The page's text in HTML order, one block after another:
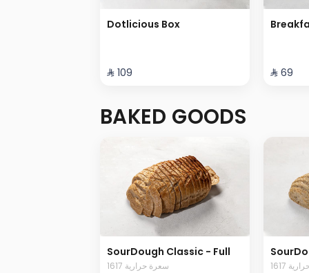
Dotlicious Box
⁨⁦‪‬ 109⁩ ⁨⁦‪‬ 69⁩
BAKED GOODS
SourDough Classic - Full
1617 سعرة حرارية حرارية